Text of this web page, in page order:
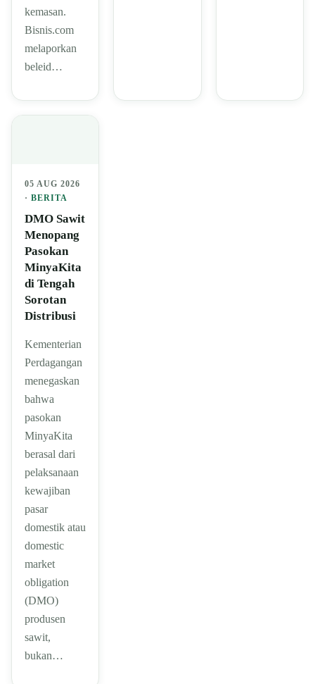
kemasan.
Bisnis.com
melaporkan
beleid…
05 AUG 2026
· BERITA
DMO Sawit
Menopang
Pasokan
MinyaKita
di Tengah
Sorotan
Distribusi
Kementerian
Perdagangan
menegaskan
bahwa
pasokan
MinyaKita
berasal dari
pelaksanaan
kewajiban
pasar
domestik atau
domestic
market
obligation
(DMO)
produsen
sawit,
bukan…